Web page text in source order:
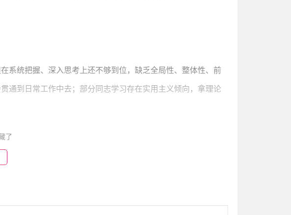
系统把握、深入思考上还不够到位，缺乏全局性、整体性、前
通到日常工作中去；部分同志学习存在实用主义倾向，拿理论
还有待进一步提高；面对新形势、新问题、新任务时创新意识
主动超前服务意识不强。
轻整改的问题还没有完全解决；部分领导对初信初访事项重视
办给下属部门或业务科室处理，忽视了自身在矛盾化解过程中
了